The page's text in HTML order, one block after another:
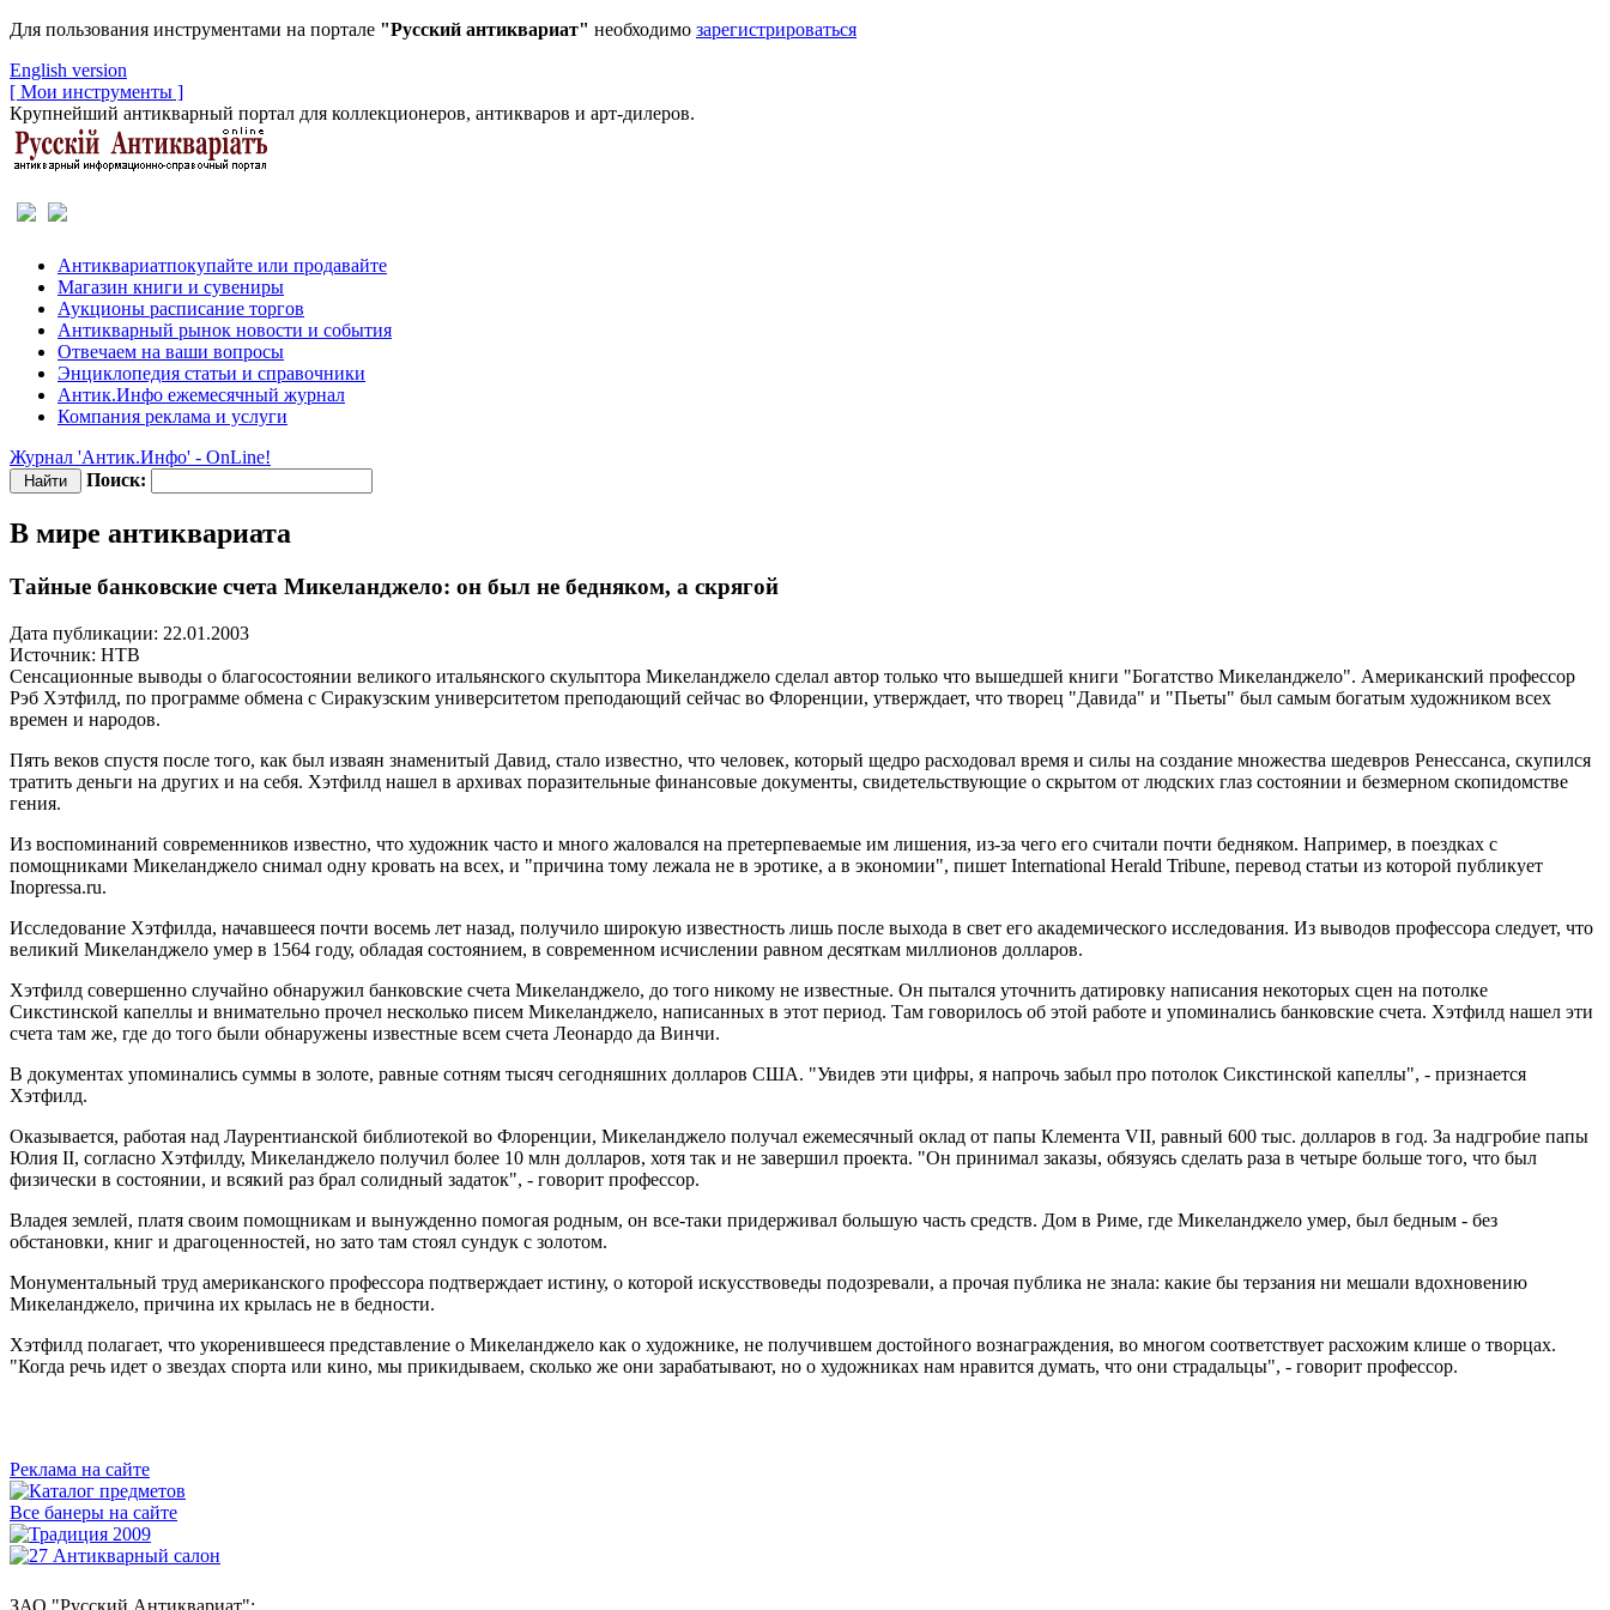
Для пользования инструментами на портале "Русский антиквариат" необходимо зарегистрироваться
English version
[ Мои инструменты ]
Крупнейший антикварный портал для коллекционеров, антикваров и арт-дилеров.
Антиквариатпокупайте или продавайте
Магазин книги и сувениры
Аукционы расписание торгов
Антикварный рынок новости и события
Отвечаем на ваши вопросы
Энциклопедия статьи и справочники
Антик.Инфо ежемесячный журнал
Компания реклама и услуги
Журнал 'Антик.Инфо' - OnLine!
Поиск:
В мире антиквариата
Тайные банковские счета Микеланджело: он был не бедняком, а скрягой
Дата публикации: 22.01.2003
Источник: НТВ
Сенсационные выводы о благосостоянии великого итальянского скульптора Микеланджело сделал автор только что вышедшей книги "Богатство Микеланджело". Американский профессор
Рэб Хэтфилд, по программе обмена с Сиракузским университетом преподающий сейчас во Флоренции, утверждает, что творец "Давида" и "Пьеты" был самым богатым художником всех
времен и народов.
Пять веков спустя после того, как был изваян знаменитый Давид, стало известно, что человек, который щедро расходовал время и силы на создание множества шедевров Ренессанса, скупился
тратить деньги на других и на себя. Хэтфилд нашел в архивах поразительные финансовые документы, свидетельствующие о скрытом от людских глаз состоянии и безмерном скопидомстве
гения.
Из воспоминаний современников известно, что художник часто и много жаловался на претерпеваемые им лишения, из-за чего его считали почти бедняком. Например, в поездках с
помощниками Микеланджело снимал одну кровать на всех, и "причина тому лежала не в эротике, а в экономии", пишет International Herald Tribune, перевод статьи из которой публикует
Inopressa.ru.
Исследование Хэтфилда, начавшееся почти восемь лет назад, получило широкую известность лишь после выхода в свет его академического исследования. Из выводов профессора следует, что
великий Микеланджело умер в 1564 году, обладая состоянием, в современном исчислении равном десяткам миллионов долларов.
Хэтфилд совершенно случайно обнаружил банковские счета Микеланджело, до того никому не известные. Он пытался уточнить датировку написания некоторых сцен на потолке
Сикстинской капеллы и внимательно прочел несколько писем Микеланджело, написанных в этот период. Там говорилось об этой работе и упоминались банковские счета. Хэтфилд нашел эти
счета там же, где до того были обнаружены известные всем счета Леонардо да Винчи.
В документах упоминались суммы в золоте, равные сотням тысяч сегодняшних долларов США. "Увидев эти цифры, я напрочь забыл про потолок Сикстинской капеллы", - признается
Хэтфилд.
Оказывается, работая над Лаурентианской библиотекой во Флоренции, Микеланджело получал ежемесячный оклад от папы Клемента VII, равный 600 тыс. долларов в год. За надгробие папы
Юлия II, согласно Хэтфилду, Микеланджело получил более 10 млн долларов, хотя так и не завершил проекта. "Он принимал заказы, обязуясь сделать раза в четыре больше того, что был
физически в состоянии, и всякий раз брал солидный задаток", - говорит профессор.
Владея землей, платя своим помощникам и вынужденно помогая родным, он все-таки придерживал большую часть средств. Дом в Риме, где Микеланджело умер, был бедным - без
обстановки, книг и драгоценностей, но зато там стоял сундук с золотом.
Монументальный труд американского профессора подтверждает истину, о которой искусствоведы подозревали, а прочая публика не знала: какие бы терзания ни мешали вдохновению
Микеланджело, причина их крылась не в бедности.
Хэтфилд полагает, что укоренившееся представление о Микеланджело как о художнике, не получившем достойного вознаграждения, во многом соответствует расхожим клише о творцах.
"Когда речь идет о звездах спорта или кино, мы прикидываем, сколько же они зарабатывают, но о художниках нам нравится думать, что они страдальцы", - говорит профессор.
Реклама на сайте
Все банеры на сайте
ЗАО "Русский Антиквариат": ,